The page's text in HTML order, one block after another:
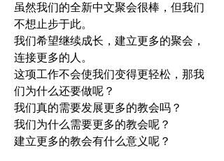
虽然我们的全新中文聚会很棒，但我们
不想止步于此。
我们希望继续成长，建立更多的聚会，
连接更多的人。
这项工作不会使我们变得更轻松，那我
们为什么还要做呢？
我们真的需要发展更多的教会吗？
我们为什么需要更多的教会呢？
建立更多的教会有什么意义呢？